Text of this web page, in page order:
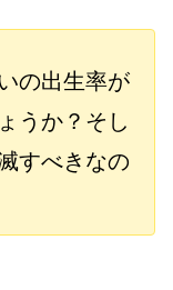
の出生率が
うか？そし
すべきなの